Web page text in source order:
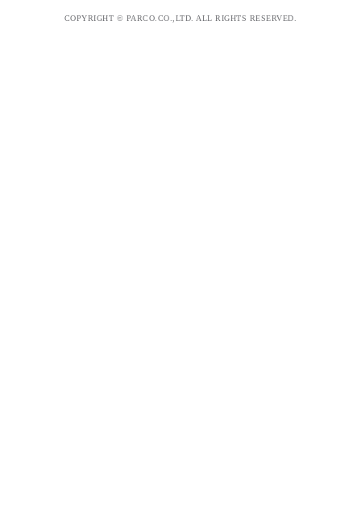
COPYRIGHT © PARCO.CO.,LTD. ALL RIGHTS RESERVED.